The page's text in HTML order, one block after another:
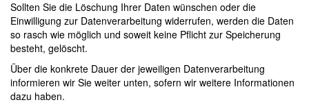
Sollten Sie die Löschung Ihrer Daten wünschen oder die
Einwilligung zur Datenverarbeitung widerrufen, werden die Daten
so rasch wie möglich und soweit keine Pflicht zur Speicherung
besteht, gelöscht.
Über die konkrete Dauer der jeweiligen Datenverarbeitung
informieren wir Sie weiter unten, sofern wir weitere Informationen
dazu haben.